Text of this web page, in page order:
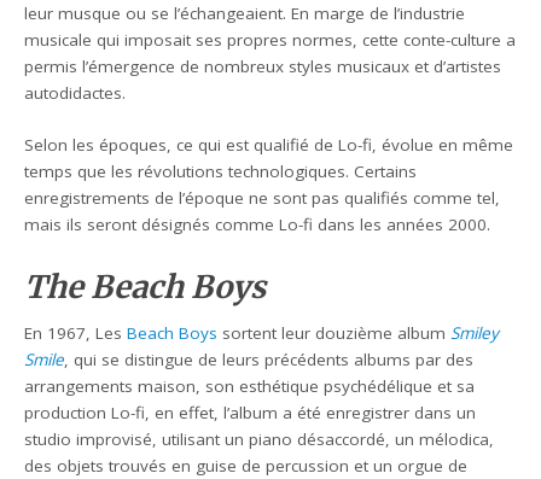
leur musque ou se l’échangeaient. En marge de l’industrie
musicale qui imposait ses propres normes, cette conte-culture a
permis l’émergence de nombreux styles musicaux et d’artistes
autodidactes.
Selon les époques, ce qui est qualifié de Lo-fi, évolue en même
temps que les révolutions technologiques. Certains
enregistrements de l’époque ne sont pas qualifiés comme tel,
mais ils seront désignés comme Lo-fi dans les années 2000.
The Beach Boys
En 1967, LesBeach Boys sortent leur douzième albumSmiley
Smile, qui se distingue de leurs précédents albums par des
arrangements maison, son esthétique psychédélique et sa
production Lo-fi, en effet, l’album a été enregistrer dans un
studio improvisé, utilisant un piano désaccordé, un mélodica,
des objets trouvés en guise de percussion et un orgue de